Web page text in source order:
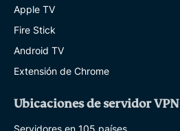
Apple TV
Fire Stick
Android TV
Extensión de Chrome
Ubicaciones de servidor VPN